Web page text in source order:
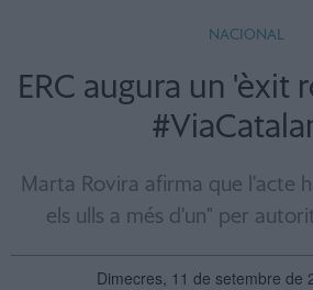
NACIONAL
ERC augura un 'èxit
Marta Rovira afirma que l'acte
els ulls a més d'un" per
Dimecres, 11 de setembre de